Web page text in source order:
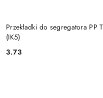
Przekładki do segregatora PP
(IK5)
Cena:
3.73